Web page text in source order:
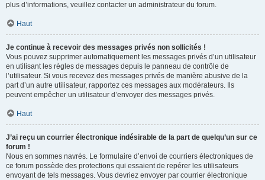
plus d’informations, veuillez contacter un administrateur du forum.
Haut
Je continue à recevoir des messages privés non sollicités !
Vous pouvez supprimer automatiquement les messages privés d’un utilisateur
en utilisant les règles de messages depuis le panneau de contrôle de
l’utilisateur. Si vous recevez des messages privés de manière abusive de la
part d’un autre utilisateur, rapportez ces messages aux modérateurs. Ils
peuvent empêcher un utilisateur d’envoyer des messages privés.
Haut
J’ai reçu un courrier électronique indésirable de la part de quelqu’un sur ce
forum !
Nous en sommes navrés. Le formulaire d’envoi de courriers électroniques de
ce forum possède des protections qui essaient de repérer les utilisateurs
envoyant de tels messages. Vous devriez envoyer par courrier électronique